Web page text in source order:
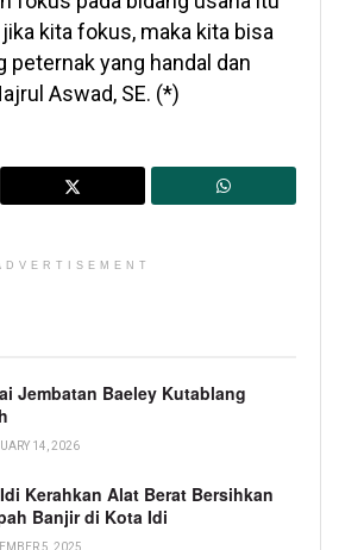
kita fokus, maka kita bisa
peternak yang handal dan
Aswad, SE. (*)
Jembatan Baeley Kutablang
14, 2026
Idi Kerahkan Alat Berat Bersihkan
Banjir di Kota Idi
5, 2025